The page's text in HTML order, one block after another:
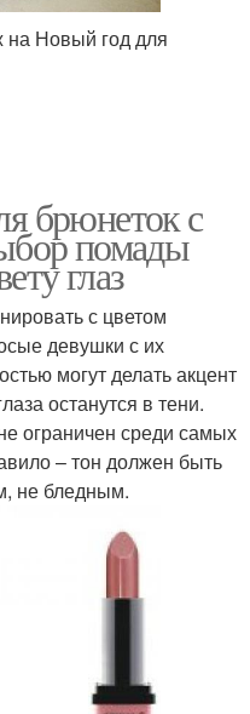
на Новый год для
брюнеток с
помады
глаз
с цветом
девушки с их
могут делать акцент
останутся в тени.
ограничен среди самых
– тон должен быть
не бледным.